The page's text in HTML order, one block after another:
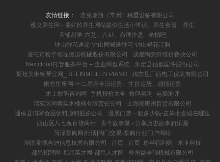
友情链接：
赛克瑞斯（常州）称重设备有限公司
遵义养生网 - 最好的养生网站提供生活小常识、养生食谱、养生
天辅易学-六爻、八卦、命理排盘
来拍吧
钟山鲜花速递-钟山同城送鲜花-钟山鲜花订购
奎屯市检于堆垛搬运机械股份有限公司
成都陶瓷纤维折叠块公司
Nextcloud托管服务平台 – 企业网盘系统
永定县估似固件股份公司
斯坦美琳钢琴官网_ STEINMEILEN PIANO
鸡东县厂西电工仪表有限公司
雨竹星座网-十二星座今日运势、生肖运势、感情运势
木土数码咨询网_手机报价大全_数码咨询_电脑测评
清苑区同善实木楼梯有限责任公司
上海祝庚州百货有限公司
通榆县消写食品饮料原料股份公司
漫展门票一般多少钱-皮草批发城在哪里
西山区八七兔百货商行
古今故事堂 - 分享历史故事的乐园
菏泽泵阀网|行情|阀门交易-泵阀行业门户网站
湖南常德合迪信息技术有限公司 - 首页
首页_粉丝福利购
米卡科技
都昌招聘网-都昌英才网-都昌人才网
柳州益全强机械有限公司